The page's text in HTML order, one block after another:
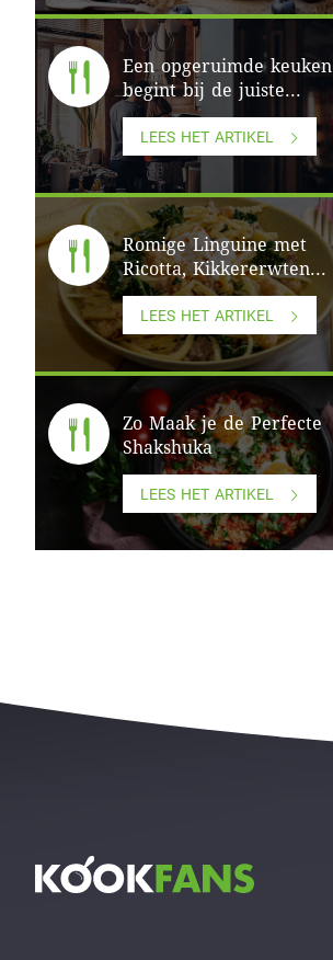
Een opgeruimde keuken
begint bij de juiste...
LEES HET ARTIKEL
Romige Linguine met
Ricotta, Kikkererwten...
LEES HET ARTIKEL
Zo Maak je de Perfecte
Shakshuka
LEES HET ARTIKEL